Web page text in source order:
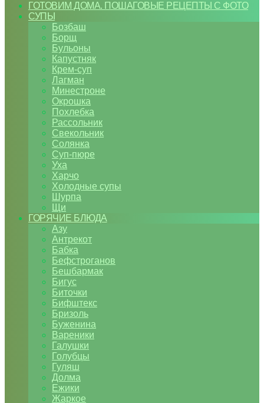
ГОТОВИМ ДОМА. ПОШАГОВЫЕ РЕЦЕПТЫ С ФОТО
СУПЫ
Бозбаш
Борщ
Бульоны
Капустняк
Крем-суп
Лагман
Минестроне
Окрошка
Похлебка
Рассольник
Свекольник
Солянка
Суп-пюре
Уха
Харчо
Холодные супы
Шурпа
Щи
ГОРЯЧИЕ БЛЮДА
Азу
Антрекот
Бабка
Бефстроганов
Бешбармак
Бигус
Биточки
Бифштекс
Бризоль
Буженина
Вареники
Галушки
Голубцы
Гуляш
Долма
Ежики
Жаркое